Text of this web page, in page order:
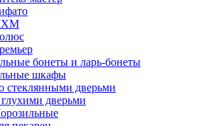
бонеты и ларь-бонеты
шкафы
стеклянными дверьми
дверьми